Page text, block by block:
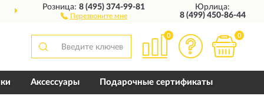
ДОСТАВИМ ПО ВСЕЙ РОССИИ
Розница:8 (495) 374-99-81
Перезвоните мне
Юрлица:
8 (499) 450-86-44
0 0
Аксессуары Подарочные сертификаты